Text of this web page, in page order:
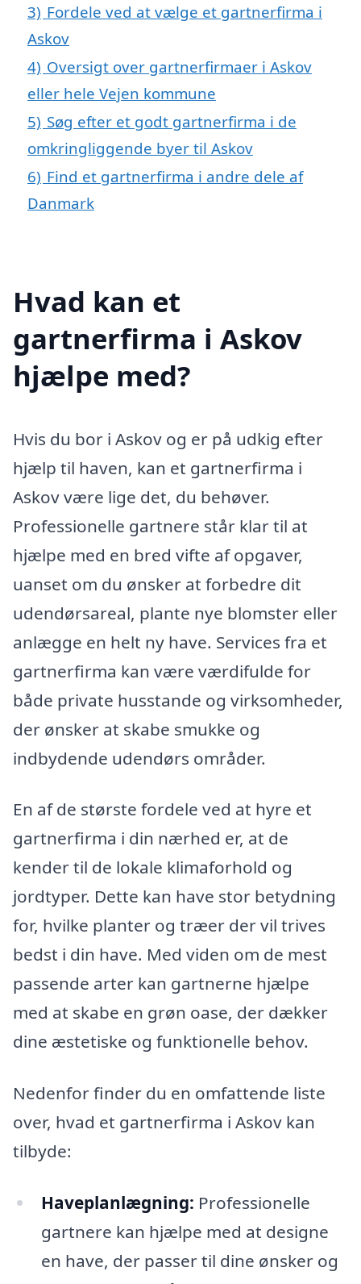
3) Fordele ved at vælge et gartnerfirma i
Askov
4) Oversigt over gartnerfirmaer i Askov
eller hele Vejen kommune
5) Søg efter et godt gartnerfirma i de
omkringliggende byer til Askov
6) Find et gartnerfirma i andre dele af
Danmark
Hvad kan et
gartnerfirma i Askov
hjælpe med?
Hvis du bor i Askov og er på udkig efter
hjælp til haven, kan et gartnerfirma i
Askov være lige det, du behøver.
Professionelle gartnere står klar til at
hjælpe med en bred vifte af opgaver,
uanset om du ønsker at forbedre dit
udendørsareal, plante nye blomster eller
anlægge en helt ny have. Services fra et
gartnerfirma kan være værdifulde for
både private husstande og virksomheder,
der ønsker at skabe smukke og
indbydende udendørs områder.
En af de største fordele ved at hyre et
gartnerfirma i din nærhed er, at de
kender til de lokale klimaforhold og
jordtyper. Dette kan have stor betydning
for, hvilke planter og træer der vil trives
bedst i din have. Med viden om de mest
passende arter kan gartnerne hjælpe
med at skabe en grøn oase, der dækker
dine æstetiske og funktionelle behov.
Nedenfor finder du en omfattende liste
over, hvad et gartnerfirma i Askov kan
tilbyde:
Haveplanlægning: Professionelle
gartnere kan hjælpe med at designe
en have, der passer til dine ønsker og